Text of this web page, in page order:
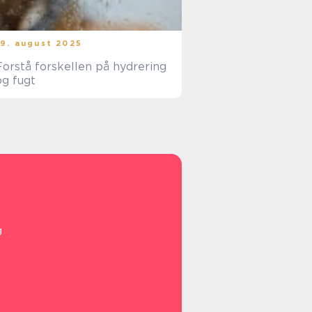
august 2025
forskellen på hydrering
fugt